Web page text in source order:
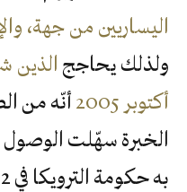
اليساريين من جهة،
ولذلك يحاجج
أكتوبر 2005
أنّه من
الخبرة سهّلت الوصول
به حكومة الترويكا في 2012.